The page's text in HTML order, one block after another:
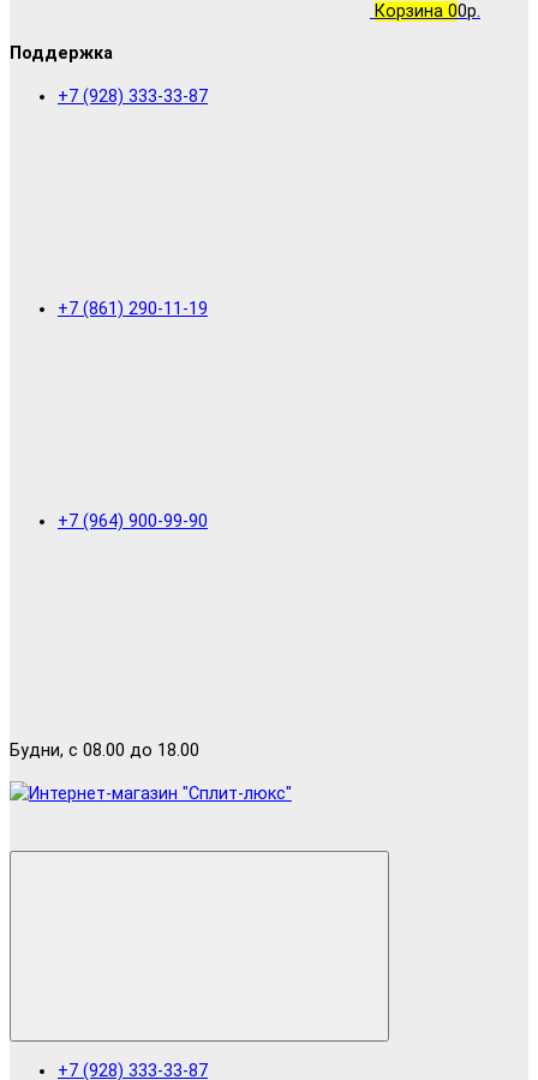
Корзина 00р.
Поддержка
+7 (928) 333-33-87
+7 (861) 290-11-19
+7 (964) 900-99-90
Будни, с 08.00 до 18.00
+7 (928) 333-33-87